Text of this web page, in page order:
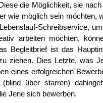
die Möglichkeit, sie
wie möglich sein möchten,
Schreibservice,
arbeiten möchten,
Begleitbrief ist das
ziehen. Dies Letzte, was
eines erfolgreichen
(blind über starren)
Jene sich bewerben.